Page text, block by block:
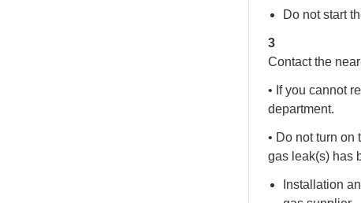
Do not start
3
Contact the
• If you cannot
department.
• Do not turn on
gas leak(s) has
Installation